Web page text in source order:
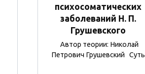
психосоматических
заболеваний Н. П.
Грушевского
Автор теории: Николай
Петрович Грушевский Суть